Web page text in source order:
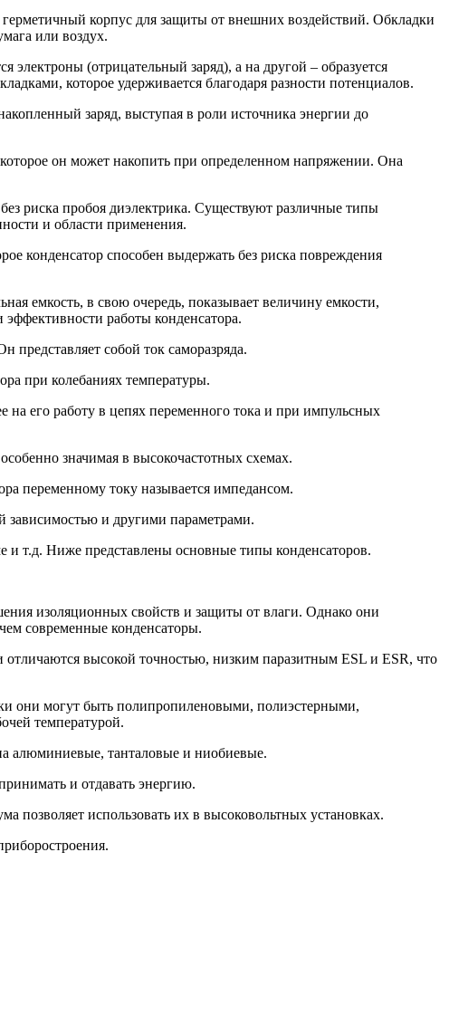
корпус для защиты от внешних воздействий. Обкладки
или воздух.
(отрицательный заряд), а на другой – образуется
которое удерживается благодаря разности потенциалов.
заряд, выступая в роли источника энергии до
он может накопить при определенном напряжении. Она
риска пробоя диэлектрика. Существуют различные типы
и области применения.
конденсатор способен выдержать без риска повреждения
емкость, в свою очередь, показывает величину емкости,
работы конденсатора.
собой ток саморазряда.
при колебаниях температуры.
на его работу в цепях переменного тока и при импульсных
значимая в высокочастотных схемах.
переменному току называется импедансом.
зависимостью и другими параметрами.
и т.д. Ниже представлены основные типы конденсаторов.
изоляционных свойств и защиты от влаги. Однако они
современные конденсаторы.
высокой точностью, низким паразитным ESL и ESR, что
они могут быть полипропиленовыми, полиэстерными,
температурой.
алюминиевые, танталовые и ниобиевые.
и отдавать энергию.
позволяет использовать их в высоковольтных установках.